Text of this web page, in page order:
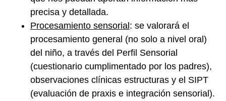
precisa y detallada.
Procesamiento sensorial: se valorará el
procesamiento general (no solo a nivel oral)
del niño, a través del Perfil Sensorial
(cuestionario cumplimentado por los padres),
observaciones clínicas estructuras y el SIPT
(evaluación de praxis e integración sensorial).